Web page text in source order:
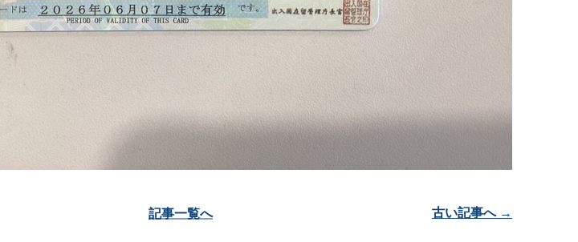
古い記事へ →
記事一覧へ